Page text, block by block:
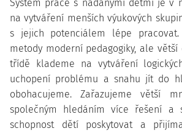
Systém práce s nadanými dětmi je v
na vytváření menších výukových
s jejich potenciálem lépe pracovat.
metody moderní pedagogiky, ale
třídě klademe na vytváření
uchopení problému a snahu jít do
obohacujeme. Zařazujeme větší
společným hledáním více řešení a
schopnost dětí poskytovat a